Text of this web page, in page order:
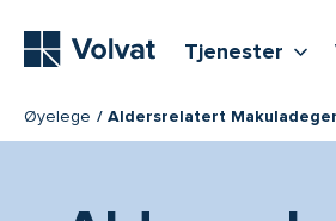
Tjenester
Øyelege Aldersrelatert